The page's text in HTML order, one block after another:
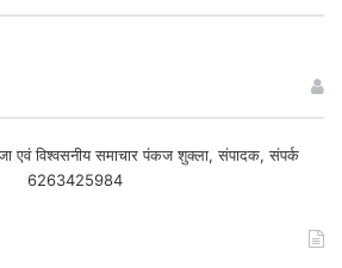
एवं विश्वसनीय समाचार पंकज शुक्ला, संपादक, संपर्क
6263425984